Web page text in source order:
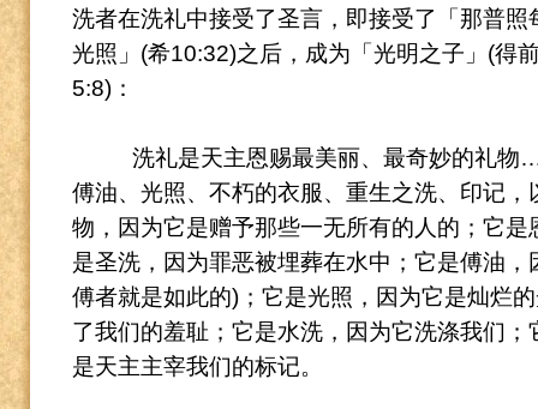
洗者在洗礼中接受了圣言，即接受了「那普
光照」(希10:32)之后，成为「光明之子」(得
5:8)：
洗礼是天主恩赐最美丽、最奇妙的礼
傅油、光照、不朽的衣服、重生之洗、印记
物，因为它是赠予那些一无所有的人的；它
是圣洗，因为罪恶被埋葬在水中；它是傅油
傅者就是如此的)；它是光照，因为它是灿烂
了我们的羞耻；它是水洗，因为它洗涤我们
是天主主宰我们的标记。